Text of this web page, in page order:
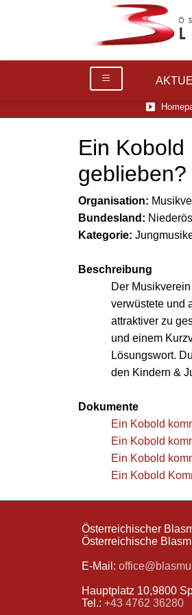
Ein
geblieben?
Organisation:
Bundesland:
Kategorie:
Beschreibung
Der
verwüstete und
attraktiver zu
und einem
Lösungswort.
den Kindern &
Dokumente
Ein Kobold
Ein Kobold
Ein Kobold
Ein Kobold
Österreichischer
Österreichische
E-Mail:
Hauptplatz 10,9800
Tel.: +43 4762 36280